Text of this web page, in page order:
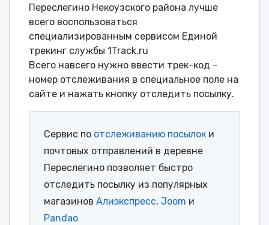
Переслегино Некоузского района лучше
всего воспользоваться
специализированным сервисом Единой
трекинг службы 1Track.ru
Всего навсего нужно ввести трек-код -
номер отслеживания в специальное поле на
сайте и нажать кнопку отследить посылку.
Сервис по отслеживанию посылок и
почтовых отправлений в деревне
Переслегино позволяет быстро
отследить посылку из популярных
магазинов Алиэкспресс, Joom и
Pandao